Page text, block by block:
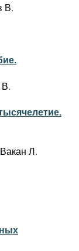
В.
В.
Вакан Л.